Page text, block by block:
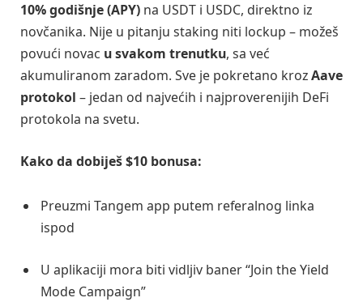
10% godišnje (APY) na USDT i USDC, direktno iz
novčanika. Nije u pitanju staking niti lockup – možeš
povući novac u svakom trenutku, sa već
akumuliranom zaradom. Sve je pokretano krozAave
protokol – jedan od najvećih i najproverenijih DeFi
protokola na svetu.
Kako da dobiješ $10 bonusa:
Preuzmi Tangem app putem referalnog linka
ispod
U aplikaciji mora biti vidljiv baner “Join the Yield
Mode Campaign”